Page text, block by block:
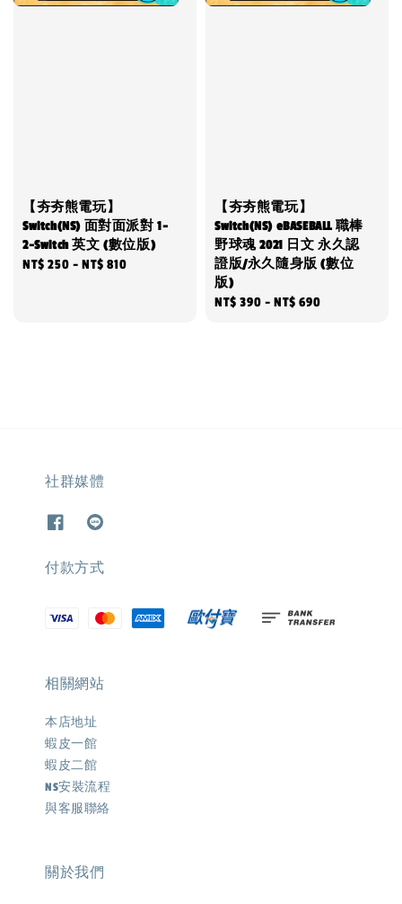
【夯夯熊電玩】
Switch(NS) 面對面派對 1-
2-Switch 英文 (數位版)
Regular
NT$ 250 -NT$ 810
【夯夯熊電玩】
Switch(NS) eBASEBALL 職棒
野球魂 2021 日文 永久認
證版/永久隨身版 (數位
版)
Regular
NT$ 390 -NT$ 690
社群媒體
付款方式
相關網站
本店地址
蝦皮一館
蝦皮二館
NS安裝流程
與客服聯絡
關於我們